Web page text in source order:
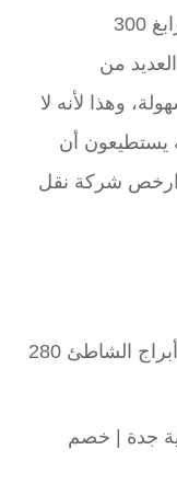
نقل عفش رخيص شركة نقل اثاث برابغ 300
من
وهذا لأنه لا
يستطيعون أن
ارخص شركة نقل
نقل عفش حي الشاطئ جدة | ونيت أبراج الشاطئ 280
جدة | خصم